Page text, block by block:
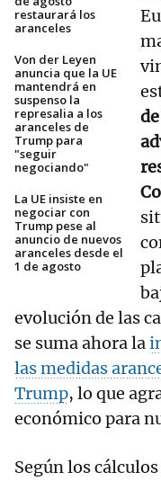
restaurará los
aranceles
Von der Leyen
anuncia que la UE
mantendrá en
suspenso la
represalia a los
aranceles de
Trump para
"seguir
negociando"
La UE insiste en
negociar con
Trump pese al
anuncio de nuevos
aranceles desde el
1 de agosto
evolución de las
se suma ahora la
las medidas
Trump, lo que
económico para
Según los